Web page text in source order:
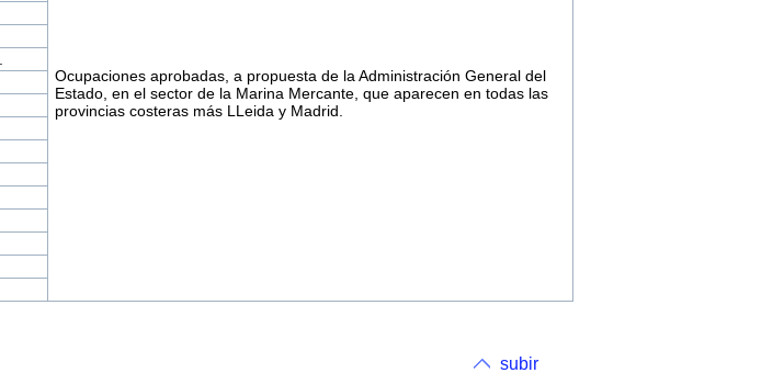
Ocupaciones aprobadas, a propuesta de la Administración General del
Estado, en el sector de la Marina Mercante, que aparecen en todas las
provincias costeras más LLeida y Madrid.
subir